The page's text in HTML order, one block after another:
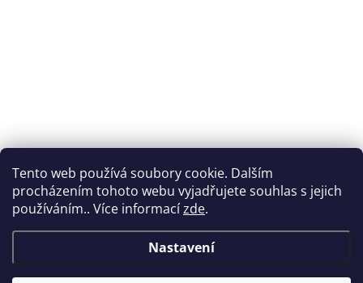
Tento web používá soubory cookie. Dalším
procházením tohoto webu vyjadřujete souhlas s jejich
používáním.. Více informacízde.
Nastavení